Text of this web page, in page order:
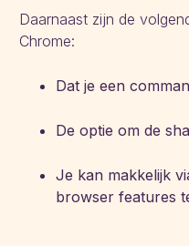
Daarnaast zijn de
Chrome:
Dat je een
De optie om de
Je kan makkelijk
browser features